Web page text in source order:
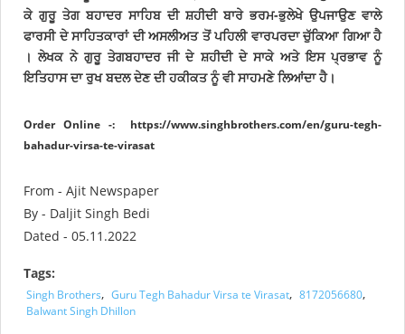
ਕੇ ਗੁਰੂ ਤੇਗ ਬਹਾਦਰ ਸਾਹਿਬ ਦੀ ਸ਼ਹੀਦੀ ਬਾਰੇ ਭਰਮ-ਭੁਲੇਖੇ ਉਪਜਾਉਣ ਵਾਲੇ
ਫਾਰਸੀ ਦੇ ਸਾਹਿਤਕਾਰਾਂ ਦੀ ਅਸਲੀਅਤ ਤੋਂ ਪਹਿਲੀ ਵਾਰਪਰਦਾ ਚੁੱਕਿਆ ਗਿਆ ਹੈ
। ਲੇਖਕ ਨੇ ਗੁਰੂ ਤੇਗਬਹਾਦਰ ਜੀ ਦੇ ਸ਼ਹੀਦੀ ਦੇ ਸਾਕੇ ਅਤੇ ਇਸ ਪ੍ਰਭਾਵ ਨੂੰ
ਇਤਿਹਾਸ ਦਾ ਰੁਖ ਬਦਲ ਦੇਣ ਦੀ ਹਕੀਕਤ ਨੂੰ ਵੀ ਸਾਹਮਣੇ ਲਿਆਂਦਾ ਹੈ।
Order Online -: https://www.singhbrothers.com/en/guru-tegh-
bahadur-virsa-te-virasat
From - Ajit Newspaper
By - Daljit Singh Bedi
Dated - 05.11.2022
Tags:
Singh Brothers, Guru Tegh Bahadur Virsa te Virasat, 8172056680,
Balwant Singh Dhillon